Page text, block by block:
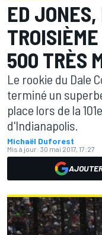
ED
500 TRÈS
Le rookie du Dale
terminé un
place lors de la
d'Indianapolis.
Michaël Duforest
Mis à jour: 30 mai 2017, 17:27